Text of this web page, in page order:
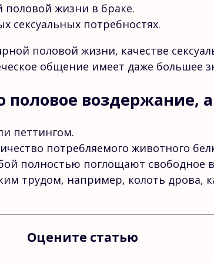
жизни в браке.
сексуальных потребностях.
половой жизни, качестве
общение имеет даже большее
воздержание,
петтингом.
потребляемого животного
полностью поглощают свободное
трудом, например, колоть дрова,
Оцените статью